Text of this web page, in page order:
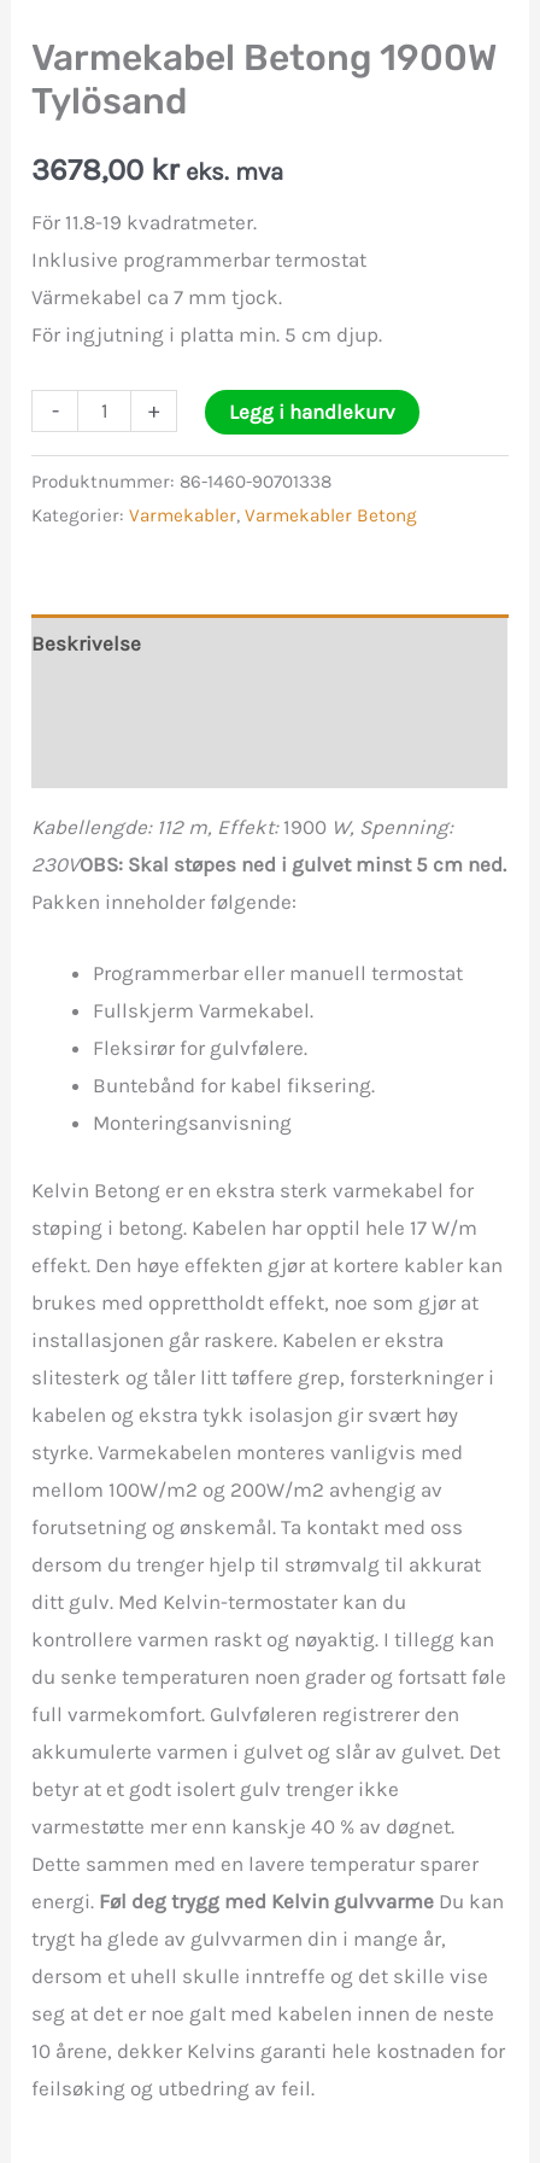
Varmekabel Betong 1900W
Tylösand
3678,00 kr eks. mva
För 11.8-19 kvadratmeter.
Inklusive programmerbar termostat
Värmekabel ca 7 mm tjock.
För ingjutning i platta min. 5 cm djup.
-
Varmekabel
1900W
Tylösand
+ Legg i handlekurv
Produktnummer: 86-1460-90701338
Kategorier:Varmekabler,Varmekabler Betong
Beskrivelse
Kabellengde: 112 m, Effekt:1900 W, Spenning:
230VOBS: Skal støpes ned i gulvet minst 5 cm ned.
Pakken inneholder følgende:
Programmerbar eller manuell termostat
Fullskjerm Varmekabel.
Fleksirør for gulvfølere.
Buntebånd for kabel fiksering.
Monteringsanvisning
Kelvin Betong er en ekstra sterk varmekabel for
støping i betong. Kabelen har opptil hele 17 W/m
effekt. Den høye effekten gjør at kortere kabler kan
brukes med opprettholdt effekt, noe som gjør at
installasjonen går raskere. Kabelen er ekstra
slitesterk og tåler litt tøffere grep, forsterkninger i
kabelen og ekstra tykk isolasjon gir svært høy
styrke. Varmekabelen monteres vanligvis med
mellom 100W/m2 og 200W/m2 avhengig av
forutsetning og ønskemål. Ta kontakt med oss
dersom du trenger hjelp til strømvalg til akkurat
ditt gulv. Med Kelvin-termostater kan du
kontrollere varmen raskt og nøyaktig. I tillegg kan
du senke temperaturen noen grader og fortsatt føle
full varmekomfort. Gulvføleren registrerer den
akkumulerte varmen i gulvet og slår av gulvet. Det
betyr at et godt isolert gulv trenger ikke
varmestøtte mer enn kanskje 40 % av døgnet.
Dette sammen med en lavere temperatur sparer
energi. Føl deg trygg med Kelvin gulvvarme Du kan
trygt ha glede av gulvvarmen din i mange år,
dersom et uhell skulle inntreffe og det skille vise
seg at det er noe galt med kabelen innen de neste
10 årene, dekker Kelvins garanti hele kostnaden for
feilsøking og utbedring av feil.